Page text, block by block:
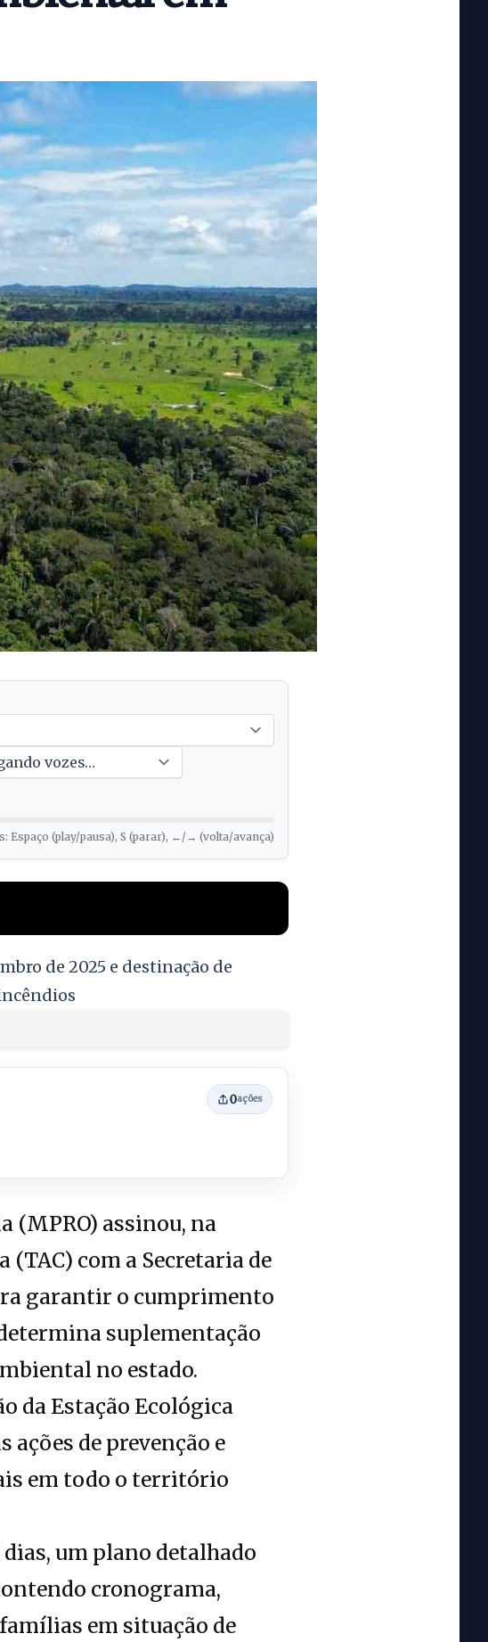
Espaço (play/pausa), S (parar), ←/→ (volta/avança)
de 2025 e destinação de
0ações
(MPRO) assinou, na
com a Secretaria de
garantir o cumprimento
suplementação
no estado.
da Estação Ecológica
ações de prevenção e
em todo o território
dias, um plano detalhado
cronograma,
em situação de